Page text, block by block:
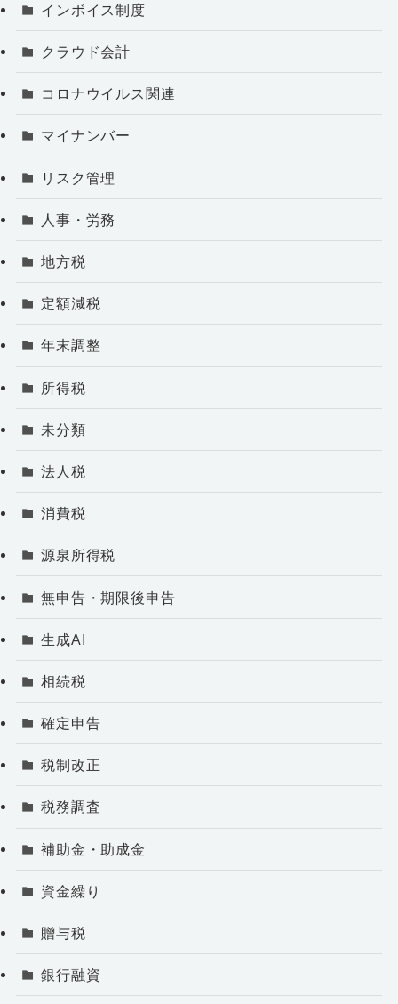
インボイス制度
クラウド会計
コロナウイルス関連
マイナンバー
リスク管理
人事・労務
地方税
定額減税
年末調整
所得税
未分類
法人税
消費税
源泉所得税
無申告・期限後申告
生成AI
相続税
確定申告
税制改正
税務調査
補助金・助成金
資金繰り
贈与税
銀行融資